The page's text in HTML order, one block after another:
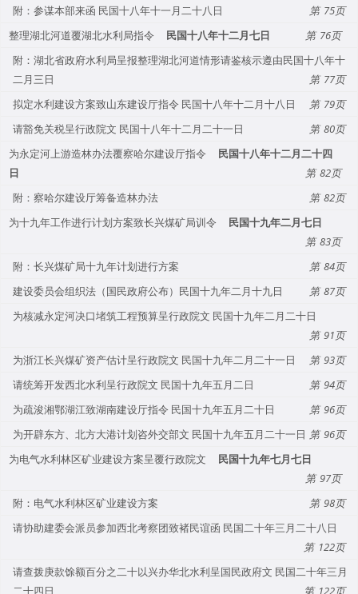
附：参谋本部来函 民国十八年十一月二十八日
75
整理湖北河道覆湖北水利局指令
民国十八年十二月七日
76
附：湖北省政府水利局呈报整理湖北河道情形请鉴核示遵由民国十八年十
二月三日
77
拟定水利建设方案致山东建设厅指令 民国十八年十二月十八日
79
请豁免关税呈行政院文 民国十八年十二月二十一日
80
为永定河上游造林办法覆察哈尔建设厅指令
民国十八年十二月二十四
日
82
附：察哈尔建设厅筹备造林办法
82
为十九年工作进行计划方案致长兴煤矿局训令
民国十九年二月七日
83
附：长兴煤矿局十九年计划进行方案
84
建设委员会组织法（国民政府公布）民国十九年二月十九日
87
为核减永定河决口堵筑工程预算呈行政院文 民国十九年二月二十日
91
为浙江长兴煤矿资产估计呈行政院文 民国十九年二月二十一日
93
请统筹开发西北水利呈行政院文 民国十九年五月二日
94
为疏浚湘鄂湖江致湖南建设厅指令 民国十九年五月二十日
96
为开辟东方、北方大港计划咨外交部文 民国十九年五月二十一日
96
为电气水利林区矿业建设方案呈覆行政院文
民国十九年七月七日
97
附：电气水利林区矿业建设方案
98
请协助建委会派员参加西北考察团致褚民谊函 民国二十年三月二十八日
122
请查拨庚款馀额百分之二十以兴办华北水利呈国民政府文 民国二十年三月
二十四日
122